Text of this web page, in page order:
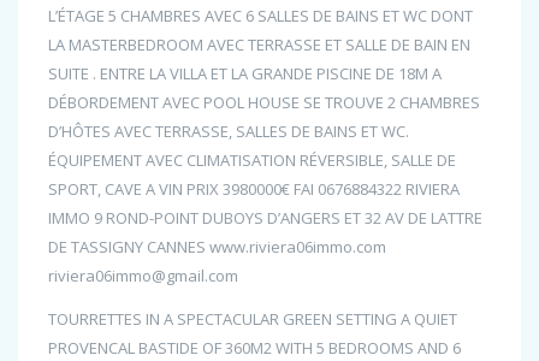
L’ÉTAGE 5 CHAMBRES AVEC 6 SALLES DE BAINS ET WC DONT
LA MASTERBEDROOM AVEC TERRASSE ET SALLE DE BAIN EN
SUITE . ENTRE LA VILLA ET LA GRANDE PISCINE DE 18M A
DÉBORDEMENT AVEC POOL HOUSE SE TROUVE 2 CHAMBRES
D’HÔTES AVEC TERRASSE, SALLES DE BAINS ET WC.
ÉQUIPEMENT AVEC CLIMATISATION RÉVERSIBLE, SALLE DE
SPORT, CAVE A VIN PRIX 3980000€ FAI 0676884322 RIVIERA
IMMO 9 ROND-POINT DUBOYS D’ANGERS ET 32 AV DE LATTRE
DE TASSIGNY CANNES www.riviera06immo.com
riviera06immo@gmail.com
TOURRETTES IN A SPECTACULAR GREEN SETTING A QUIET
PROVENCAL BASTIDE OF 360M2 WITH 5 BEDROOMS AND 6